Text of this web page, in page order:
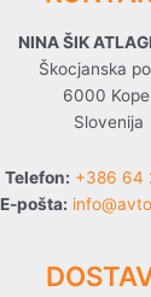
NINA ŠIK
Škocjanska
6000
Slovenija
Telefon: +386 64
E-pošta: